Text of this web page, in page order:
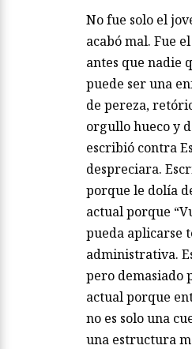
No fue solo el
acabó mal. Fue
antes que nadie
puede ser una
de pereza,
orgullo hueco y
escribió contra
despreciara.
porque le dolía
actual porque
pueda aplicarse
administrativa.
pero demasiado
actual porque
no es solo una
una estructura